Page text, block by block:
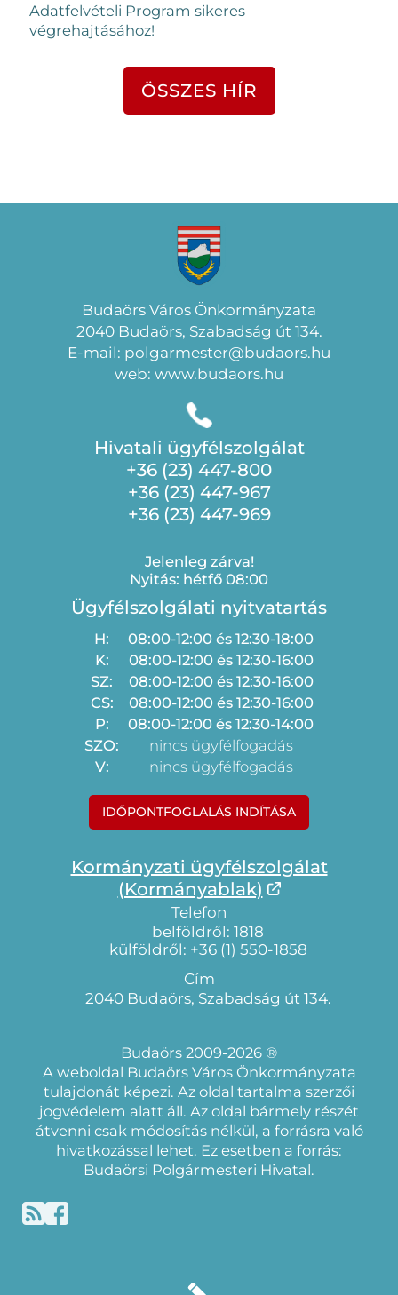
Adatfelvételi Program sikeres
végrehajtásához!
ÖSSZES HÍR
Budaörs Város Önkormányzata
2040 Budaörs, Szabadság út 134.
E-mail: polgarmester@budaors.hu
web: www.budaors.hu
Hivatali ügyfélszolgálat
+36 (23) 447-800
+36 (23) 447-967
+36 (23) 447-969
Jelenleg zárva!
Nyitás: hétfő 08:00
Ügyfélszolgálati nyitvatartás
H:
08:00-12:00 és 12:30-18:00
K:
08:00-12:00 és 12:30-16:00
SZ:
08:00-12:00 és 12:30-16:00
CS:
08:00-12:00 és 12:30-16:00
P:
08:00-12:00 és 12:30-14:00
SZO:
nincs ügyfélfogadás
V:
nincs ügyfélfogadás
IDŐPONTFOGLALÁS INDÍTÁSA
Kormányzati ügyfélszolgálat
(Kormányablak)
Telefon
belföldről: 1818
külföldről: +36 (1) 550-1858
Cím
2040 Budaörs, Szabadság út 134.
Budaörs 2009-2026 ®
A weboldal Budaörs Város Önkormányzata
tulajdonát képezi. Az oldal tartalma szerzői
jogvédelem alatt áll. Az oldal bármely részét
átvenni csak módosítás nélkül, a forrásra való
hivatkozással lehet. Ez esetben a forrás:
Budaörsi Polgármesteri Hivatal.